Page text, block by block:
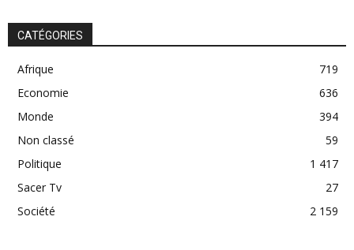
CATÉGORIES
Afrique
719
Economie
636
Monde
394
Non classé
59
Politique
1 417
Sacer Tv
27
Société
2 159